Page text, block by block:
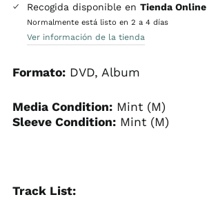
Recogida disponible en Tienda Online
Normalmente está listo en 2 a 4 días
Ver información de la tienda
Formato:DVD, Album
Media Condition:Mint (M)
Sleeve Condition:Mint (M)
Track List: